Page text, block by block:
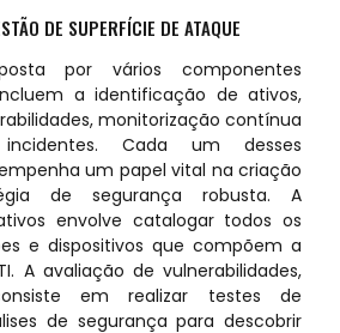
DE SUPERFÍCIE DE ATAQUE
por vários componentes
a identificação de ativos,
monitorização contínua
Cada um desses
um papel vital na criação
de segurança robusta. A
envolve catalogar todos os
e dispositivos que compõem a
A avaliação de vulnerabilidades,
em realizar testes de
de segurança para descobrir